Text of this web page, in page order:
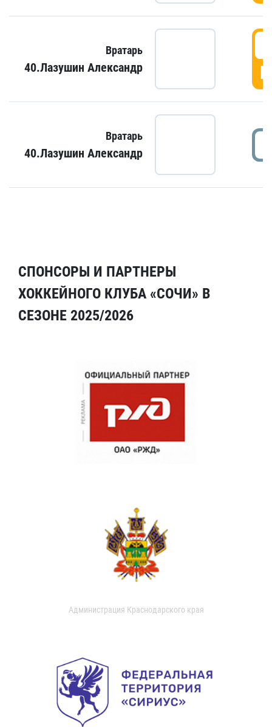
Вратарь
40.Лазушин Александр
Вратарь
40.Лазушин Александр
СПОНСОРЫ И ПАРТНЕРЫ
ХОККЕЙНОГО КЛУБА «СОЧИ» В
СЕЗОНЕ 2025/2026
Администрация Краснодарского края